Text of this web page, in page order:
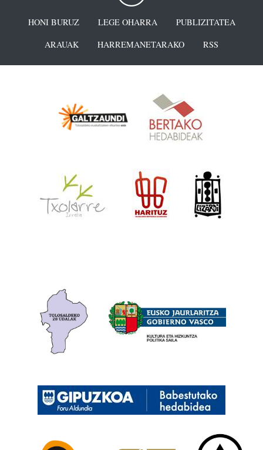
HONI BURUZ LEGE OHARRA
PUBLIZITATEA
ARAUAK
HARREMANETARAKO RSS